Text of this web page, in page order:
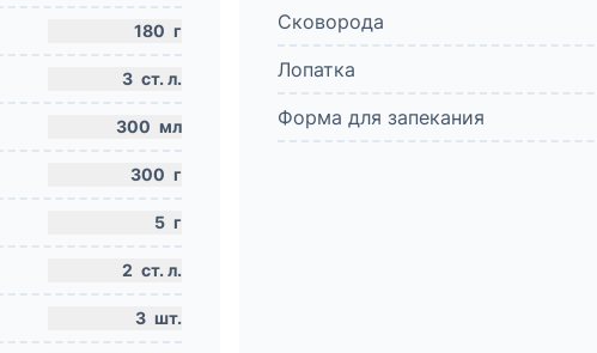
180 г
3 ст. л.
300 мл
300 г
5 г
2 ст. л.
3 шт.
Сковорода
Лопатка
Форма для запекания